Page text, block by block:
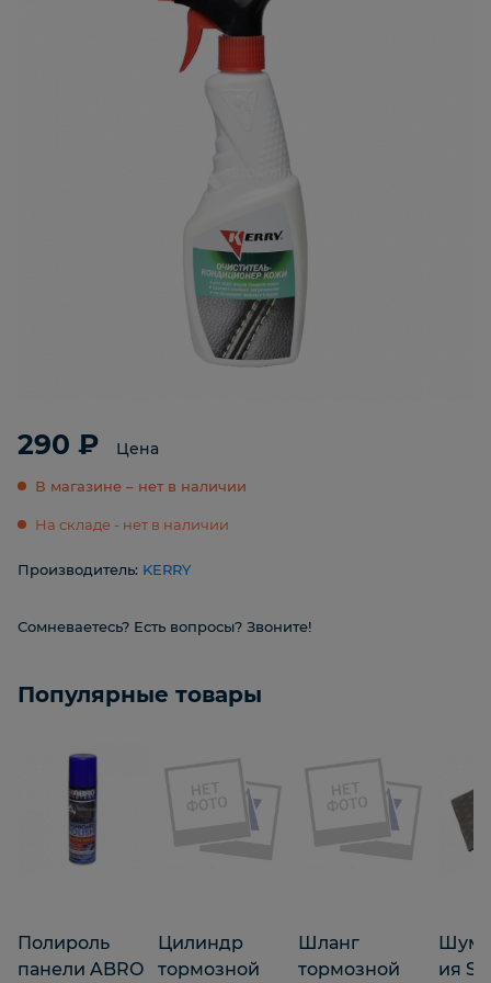
290 ₽ Цена
В магазине – нет в наличии
На складе - нет в наличии
Производитель: KERRY
Сомневаетесь? Есть вопросы? Звоните!
Популярные товары
Полироль
панели ABRO
Цилиндр
тормозной
Шланг
тормозной
ия